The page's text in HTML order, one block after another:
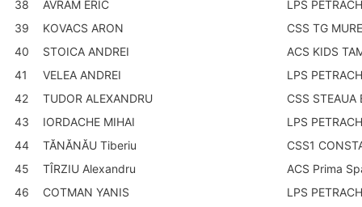
38 AVRAM ERIC
LPS
39
KOVACS ARON
CSS TG
40
STOICA ANDREI
ACS KIDS
41
VELEA ANDREI
LPS
42
TUDOR ALEXANDRU
CSS STEAUA
43
IORDACHE MIHAI
LPS
44
TĂNĂNĂU Tiberiu
CSS1
45
TÎRZIU Alexandru
ACS Prima
46
COTMAN YANIS
LPS